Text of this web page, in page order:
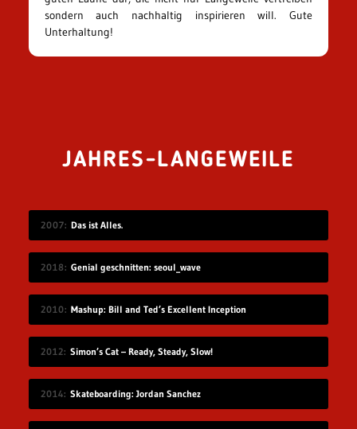
sondern auch nachhaltig inspirieren will. Gute
Unterhaltung!
JAHRES-LANGEWEILE
2007 Das ist Alles.
2018 Genial geschnitten: seoul_wave
2010 Mashup: Bill and Ted’s Excellent Inception
2012 Simon’s Cat – Ready, Steady, Slow!
2014 Skateboarding: Jordan Sanchez